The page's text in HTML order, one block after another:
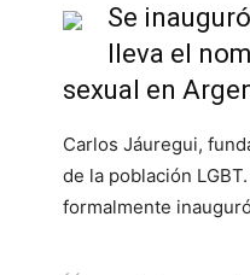
Se
lleva el
sexual en
Carlos Jáuregui,
de la población
formalmente